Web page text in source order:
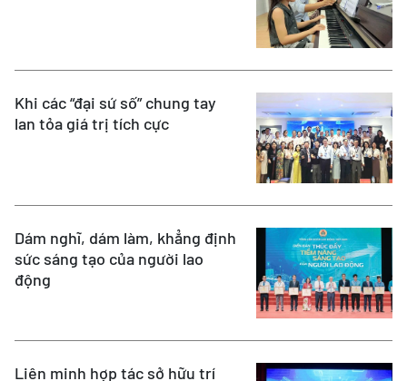
Khi các “đại sứ số” chung tay
lan tỏa giá trị tích cực
Dám nghĩ, dám làm, khẳng định
sức sáng tạo của người lao
động
Liên minh hợp tác sở hữu trí